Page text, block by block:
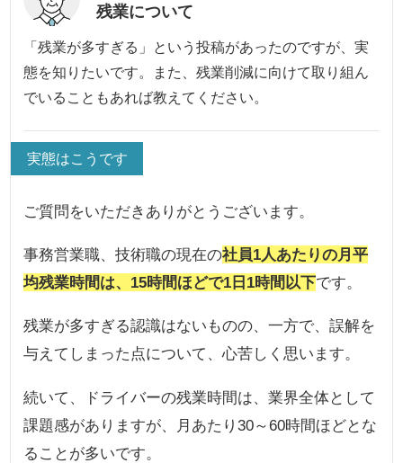
残業について
「残業が多すぎる」という投稿があったのですが、実
態を知りたいです。また、残業削減に向けて取り組ん
でいることもあれば教えてください。
実態はこうです
ご質問をいただきありがとうございます。
事務営業職、技術職の現在の社員1人あたりの月平
均残業時間は、15時間ほどで1日1時間以下です。
残業が多すぎる認識はないものの、一方で、誤解を
与えてしまった点について、心苦しく思います。
続いて、ドライバーの残業時間は、業界全体として
課題感がありますが、月あたり30～60時間ほどとな
ることが多いです。